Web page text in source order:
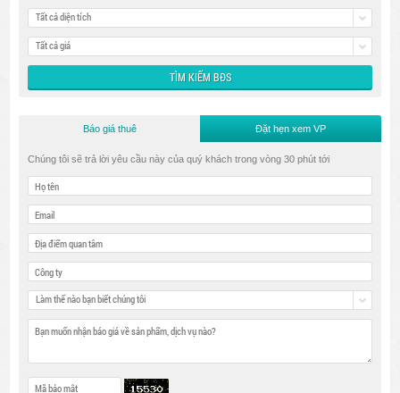
Tất cả diện tích
Tất cả giá
Báo giá thuê Đặt hẹn xem VP
Chúng tôi sẽ trả lời yêu cầu này của quý khách trong vòng 30 phút tới
Làm thế nào bạn biết chúng tôi